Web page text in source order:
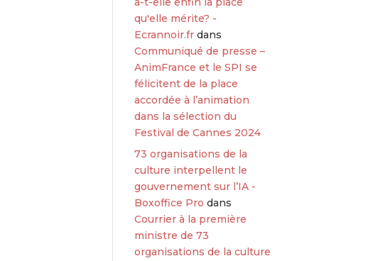
qu'elle mérite? -
Ecrannoir.fr dans
Communiqué de presse –
AnimFrance et le SPI se
félicitent de la place
accordée à l’animation
dans la sélection du
Festival de Cannes 2024
73 organisations de la
culture interpellent le
gouvernement sur l’IA -
Boxoffice Pro dans
Courrier à la première
ministre de 73
organisations de la culture